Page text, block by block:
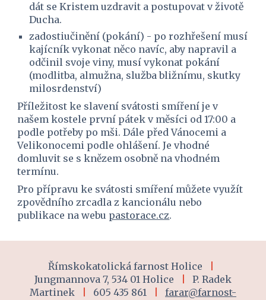
dát se Kristem uzdravit a postupovat v životě
Ducha.
zadostiučinění (pokání) - po rozhřešení musí
kajícník vykonat něco navíc, aby napravil a
odčinil svoje viny, musí vykonat pokání
(modlitba, almužna, služba bližnímu, skutky
milosrdenství)
Příležitost ke slavení svátosti smíření je v
našem kostele první pátek v měsíci od 17:00 a
podle potřeby po mši. Dále před Vánocemi a
Velikonocemi podle ohlášení. Je vhodné
domluvit se s knězem osobně na vhodném
termínu.
Pro přípravu ke svátosti smíření můžete využít
zpovědního zrcadla z kancionálu nebo
publikace na webu pastorace.cz.
Římskokatolická farnost Holice
Jungmannova 7, 534 01 Holice
P. Radek
Martinek
605 435 861
farar@farnost-